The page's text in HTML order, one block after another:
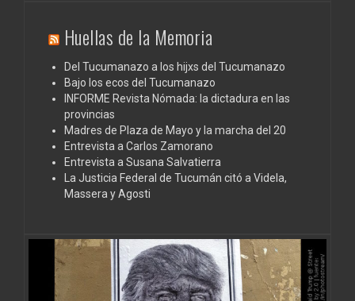
Huellas de la Memoria
Del Tucumanazo a los hijxs del Tucumanazo
Bajo los ecos del Tucumanazo
INFORME Revista Nómada: la dictadura en las
provincias
Madres de Plaza de Mayo y la marcha del 20
Entrevista a Carlos Zamorano
Entrevista a Susana Salvatierra
La Justicia Federal de Tucumán citó a Videla,
Massera y Agosti